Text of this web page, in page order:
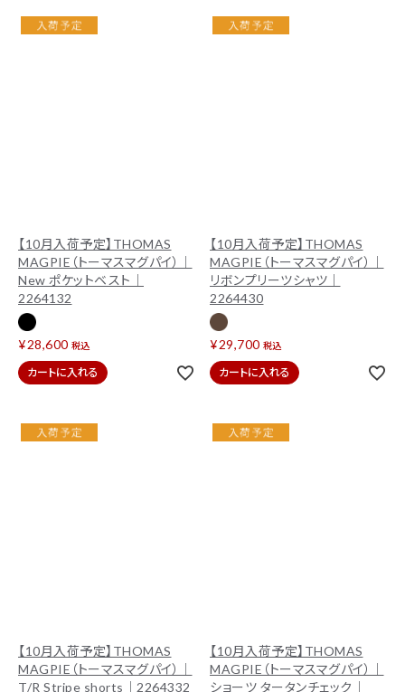
【10月入荷予定】THOMAS
MAGPIE（トーマスマグパイ）｜
New ポケットベスト｜
2264132
¥28,600 税込
カートに入れる
【10月入荷予定】THOMAS
MAGPIE（トーマスマグパイ）｜
リボンプリーツシャツ｜
2264430
¥29,700 税込
カートに入れる
【10月入荷予定】THOMAS
MAGPIE（トーマスマグパイ）｜
T/R Stripe shorts｜2264332
【10月入荷予定】THOMAS
MAGPIE（トーマスマグパイ）｜
ショーツ タータンチェック｜